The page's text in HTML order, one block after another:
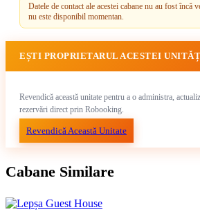
Datele de contact ale acestei cabane nu au fost încă
nu este disponibil momentan.
EȘTI PROPRIETARUL ACESTEI
Revendică această unitate pentru a o administra,
rezervări direct prin Robooking.
Revendică Această Unitate
Cabane Similare